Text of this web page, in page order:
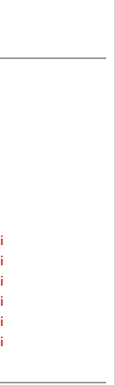
i
i
i
i
i
i